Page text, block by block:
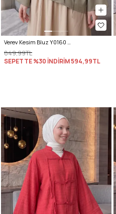
Verev Kesim Bluz Y0160 - HAKİ
849,99TL
SEPETTE %30 İNDİRİM594,99TL